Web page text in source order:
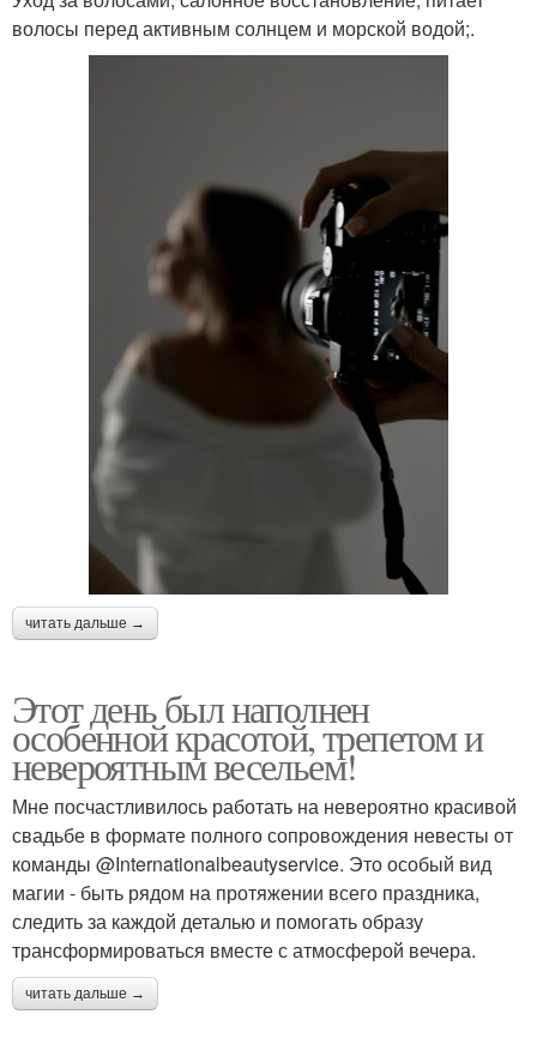
волосы перед активным солнцем и морской водой;.
читать дальше →
Этот день был наполнен
особенной красотой, трепетом и
невероятным весельем!
Мне посчастливилось работать на невероятно красивой
свадьбе в формате полного сопровождения невесты от
команды @Internationalbeautyservice. Это особый вид
магии - быть рядом на протяжении всего праздника,
следить за каждой деталью и помогать образу
трансформироваться вместе с атмосферой вечера.
читать дальше →